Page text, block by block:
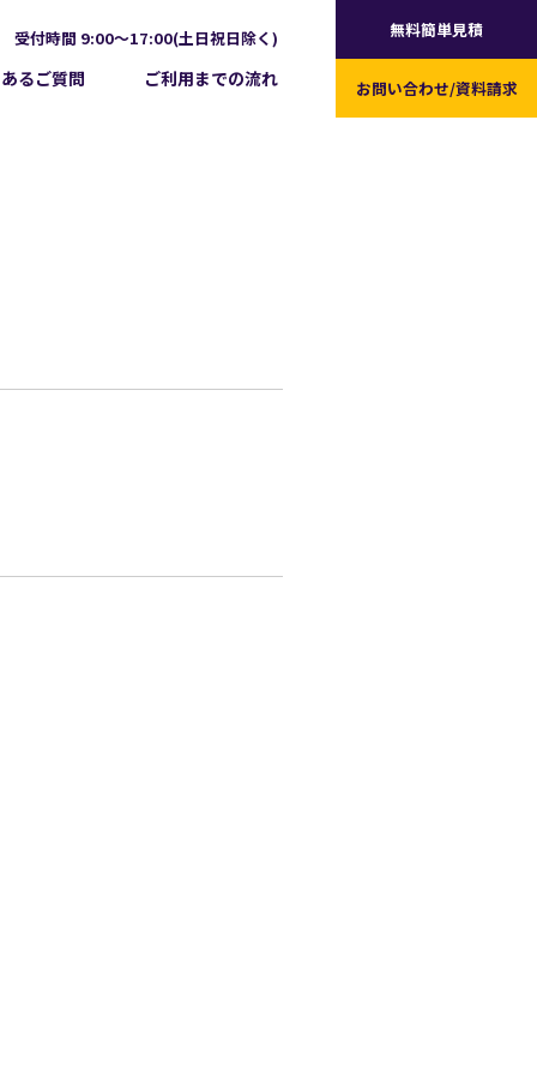
受付時間 9:00～17:00(土日祝日除く)
るご質問 ご利用までの流れ
無料簡単見積
お問い合わせ/資料請求